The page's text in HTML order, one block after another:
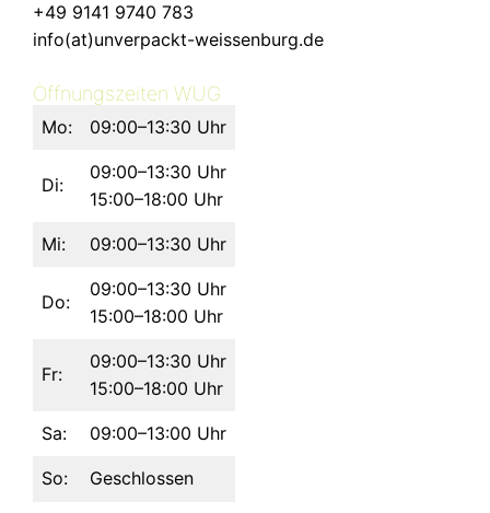
+49 9141 9740 783
info(at)unverpackt-weissenburg.de
Öffnungszeiten WUG
Mo: 09:00–13:30 Uhr
Di:
09:00–13:30 Uhr
15:00–18:00 Uhr
Mi: 09:00–13:30 Uhr
Do:
09:00–13:30 Uhr
15:00–18:00 Uhr
Fr:
09:00–13:30 Uhr
15:00–18:00 Uhr
Sa: 09:00–13:00 Uhr
So: Geschlossen